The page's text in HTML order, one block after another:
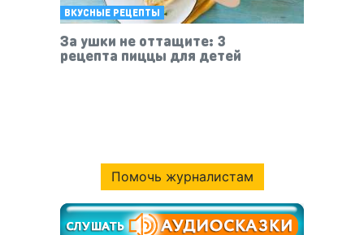
ВКУСНЫЕ РЕЦЕПТЫ
За ушки не оттащите: 3
рецепта пиццы для детей
Помочь журналистам